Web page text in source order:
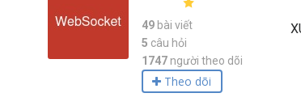
49bài viết
5 câu hỏi
1747 người theo dõi
Theo dõi